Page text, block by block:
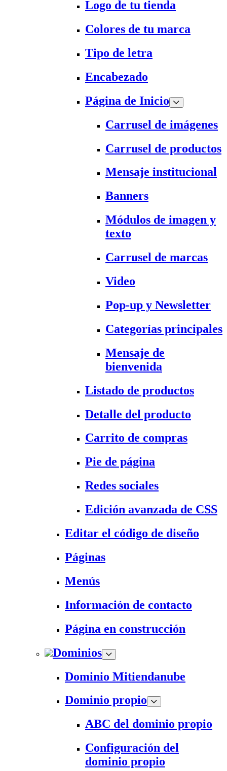
Logo de tu tienda
Colores de tu marca
Tipo de letra
Encabezado
Página de Inicio
Carrusel de imágenes
Carrusel de productos
Mensaje institucional
Banners
Módulos de imagen y
texto
Carrusel de marcas
Video
Pop-up y Newsletter
Categorías principales
Mensaje de
bienvenida
Listado de productos
Detalle del producto
Carrito de compras
Pie de página
Redes sociales
Edición avanzada de CSS
Editar el código de diseño
Páginas
Menús
Información de contacto
Página en construcción
Dominios
Dominio Mitiendanube
Dominio propio
ABC del dominio propio
Configuración del
dominio propio